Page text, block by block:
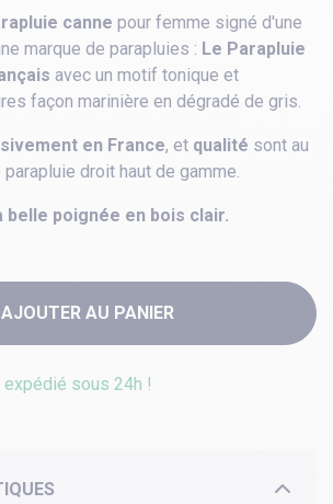
canne pour femme signé d'une
marque de parapluies : Le Parapluie
avec un motif tonique et
façon marinière en dégradé de gris.
en France, et qualité sont au
droit haut de gamme.
belle poignée en bois clair.
AJOUTER AU PANIER
sous 24h !